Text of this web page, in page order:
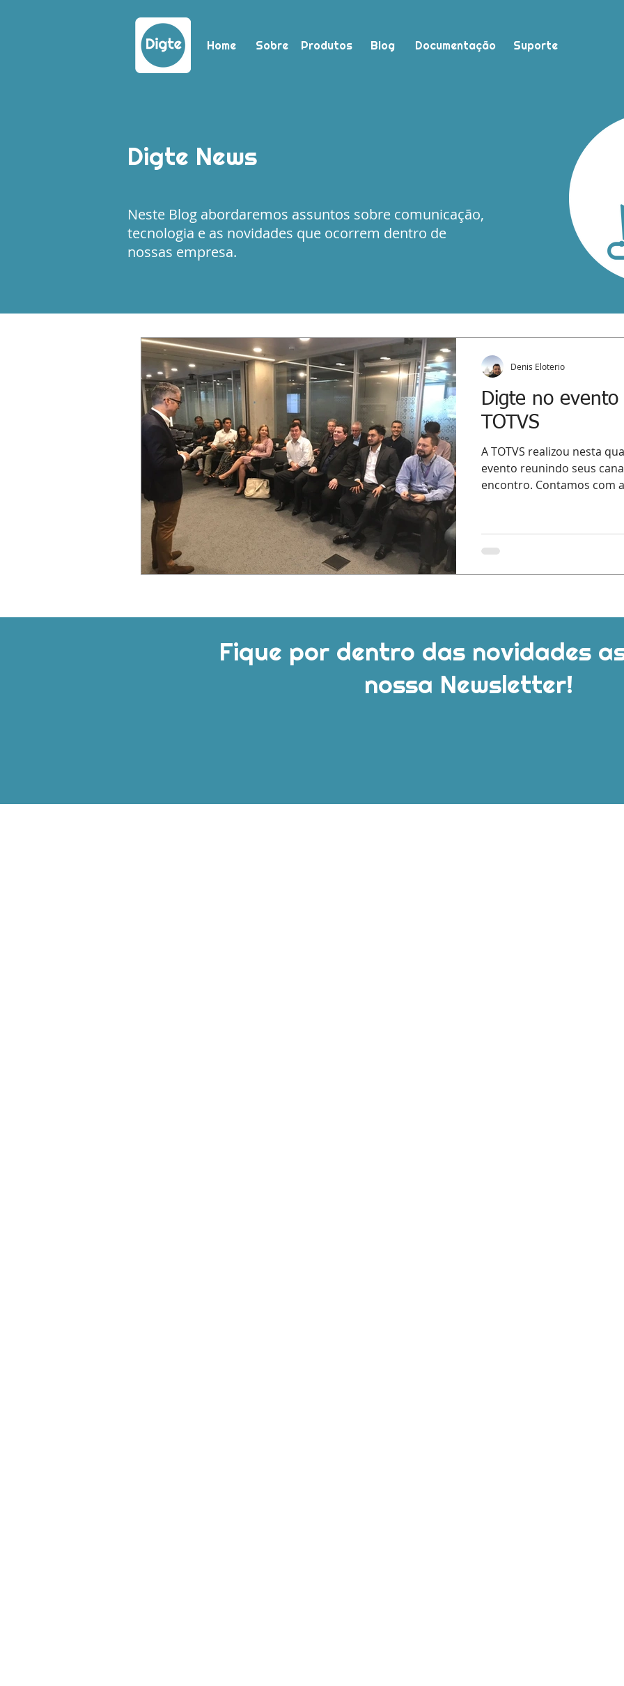
Home Sobre Produtos Blog Documentação Suporte
Digte News
Neste Blog abordaremos assuntos sobre comunicação,
tecnologia e as novidades que ocorrem dentro de
nossas empresa.
Digte no
TOTVS
A TOTVS realizou nesta
evento reunindo seus
encontro. Contamos com
Denis Eloterio
Fique por dentro das novidades
nossa Newsletter!